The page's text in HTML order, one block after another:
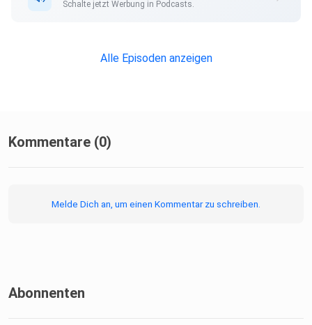
Schalte jetzt Werbung in Podcasts.
Alle Episoden anzeigen
Kommentare (0)
Melde Dich an, um einen Kommentar zu schreiben.
Abonnenten